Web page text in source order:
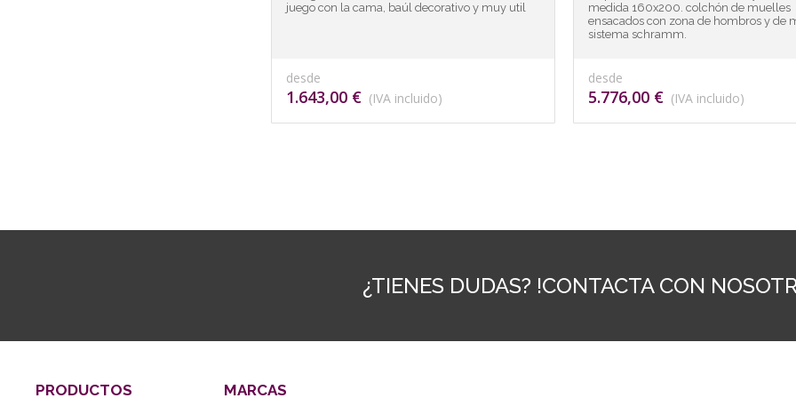
juego con la cama, baúl decorativo y muy util
desde
1.643,00 € (IVA incluido)
medida 160x200. colchón de muelles
ensacados con zona de hombros y de
sistema schramm.
desde
5.776,00 €(IVA incluido)
¿TIENES DUDAS? !CONTACTA CON
PRODUCTOS MARCAS